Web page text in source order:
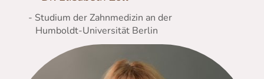
- Studium der Zahnmedizin an der
Humboldt-Universität Berlin